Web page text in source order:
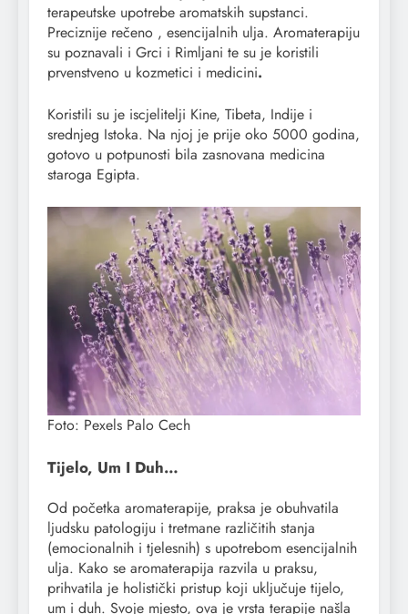
terapeutske upotrebe aromatskih supstanci.
Preciznije rečeno , esencijalnih ulja. Aromaterapiju
su poznavali i Grci i Rimljani te su je koristili
prvenstveno u kozmetici i medicini.
Koristili su je iscjelitelji Kine, Tibeta, Indije i
srednjeg Istoka. Na njoj je prije oko 5000 godina,
gotovo u potpunosti bila zasnovana medicina
staroga Egipta.
Foto: Pexels Palo Cech
Tijelo, Um I Duh…
Od početka aromaterapije, praksa je obuhvatila
ljudsku patologiju i tretmane različitih stanja
(emocionalnih i tjelesnih) s upotrebom esencijalnih
ulja. Kako se aromaterapija razvila u praksu,
prihvatila je holistički pristup koji uključuje tijelo,
um i duh. Svoje mjesto, ova je vrsta terapije našla